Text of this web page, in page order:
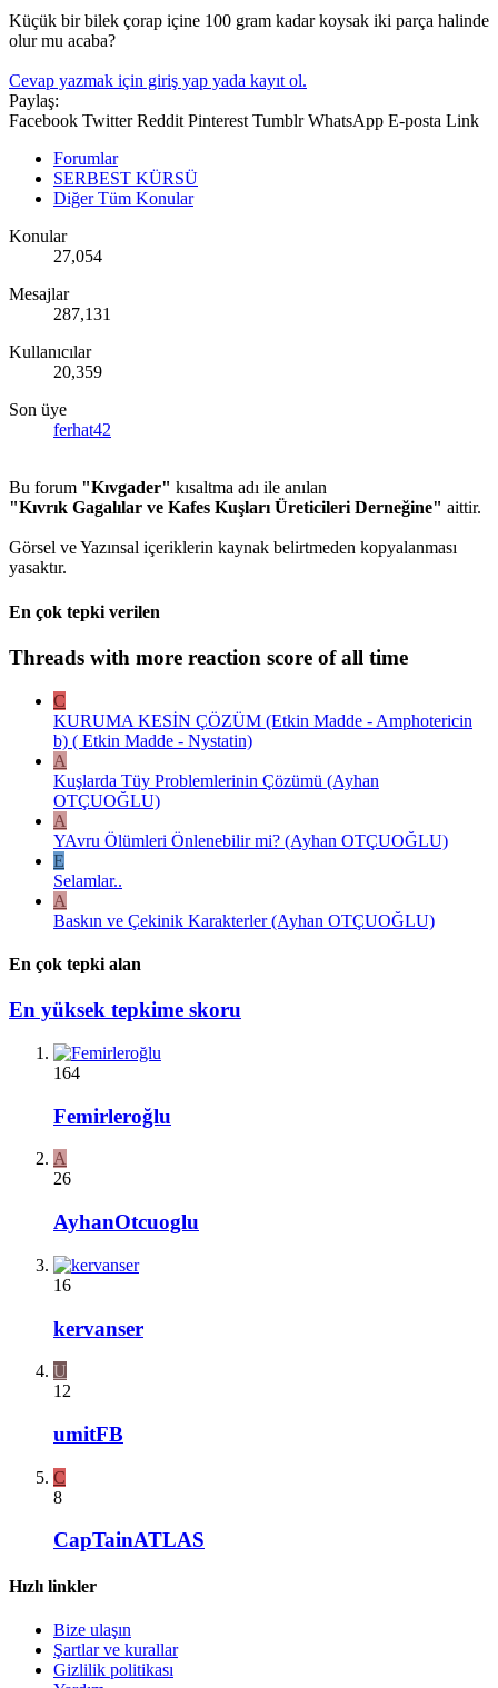
Küçük bir bilek çorap içine 100 gram kadar koysak iki parça halinde
olur mu acaba?
Cevap yazmak için giriş yap yada kayıt ol.
Paylaş:
Facebook Twitter Reddit Pinterest Tumblr WhatsApp E-posta Link
Forumlar
SERBEST KÜRSÜ
Diğer Tüm Konular
Konular
27,054
Mesajlar
287,131
Kullanıcılar
20,359
Son üye
ferhat42
Bu forum "Kıvgader" kısaltma adı ile anılan
"Kıvrık Gagalılar ve Kafes Kuşları Üreticileri Derneğine" aittir.
Görsel ve Yazınsal içeriklerin kaynak belirtmeden kopyalanması
yasaktır.
En çok tepki verilen
Threads with more reaction score of all time
C
KURUMA KESİN ÇÖZÜM (Etkin Madde - Amphotericin
b) ( Etkin Madde - Nystatin)
A
Kuşlarda Tüy Problemlerinin Çözümü (Ayhan
OTÇUOĞLU)
A
YAvru Ölümleri Önlenebilir mi? (Ayhan OTÇUOĞLU)
E
Selamlar..
A
Baskın ve Çekinik Karakterler (Ayhan OTÇUOĞLU)
En çok tepki alan
En yüksek tepkime skoru
164
Femirleroğlu
A
26
AyhanOtcuoglu
16
kervanser
U
12
umitFB
C
8
CapTainATLAS
Hızlı linkler
Bize ulaşın
Şartlar ve kurallar
Gizlilik politikası